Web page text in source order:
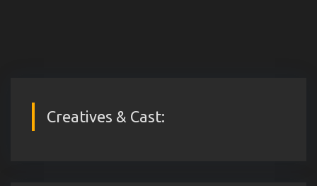
Creatives & Cast: